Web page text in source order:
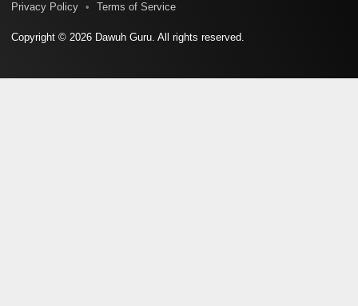
Privacy Policy
Terms of Service
Copyright © 2026 Dawuh Guru. All rights reserved.